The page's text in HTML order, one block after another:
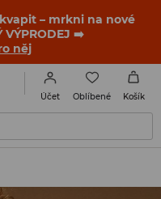
o kupónu a akci
účtu 💸
>>
Účet Oblíbené Košík